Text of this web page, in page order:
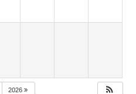
2026